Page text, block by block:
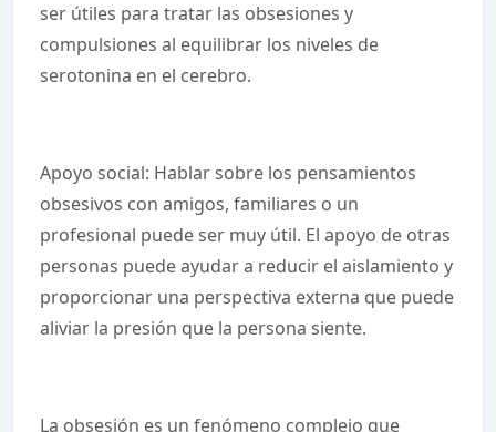
ser útiles para tratar las obsesiones y
compulsiones al equilibrar los niveles de
serotonina en el cerebro.
Apoyo social: Hablar sobre los pensamientos
obsesivos con amigos, familiares o un
profesional puede ser muy útil. El apoyo de otras
personas puede ayudar a reducir el aislamiento y
proporcionar una perspectiva externa que puede
aliviar la presión que la persona siente.
La obsesión es un fenómeno complejo que